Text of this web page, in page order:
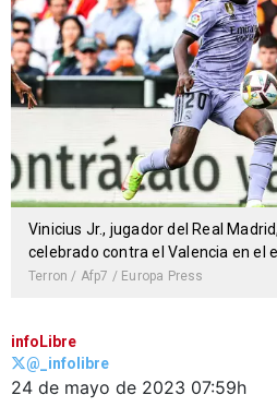
Vinicius Jr., jugador del Real
celebrado contra el Valencia en el
Terron / Afp7 / Europa Press
infoLibre
@_infolibre
24 de mayo de 2023 07:59h